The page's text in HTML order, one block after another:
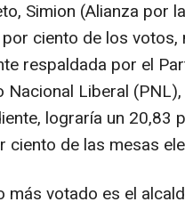
Simion (Alianza por
ciento de los
respaldada por el
Nacional Liberal
lograría un 20,83
ciento de las mesas
más votado es el